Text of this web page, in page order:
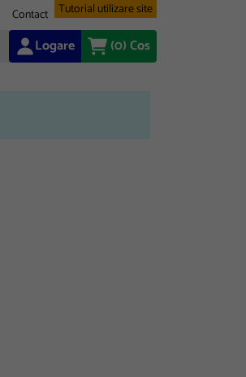
Contact Tutorial utilizare site
Logare (0)Cos